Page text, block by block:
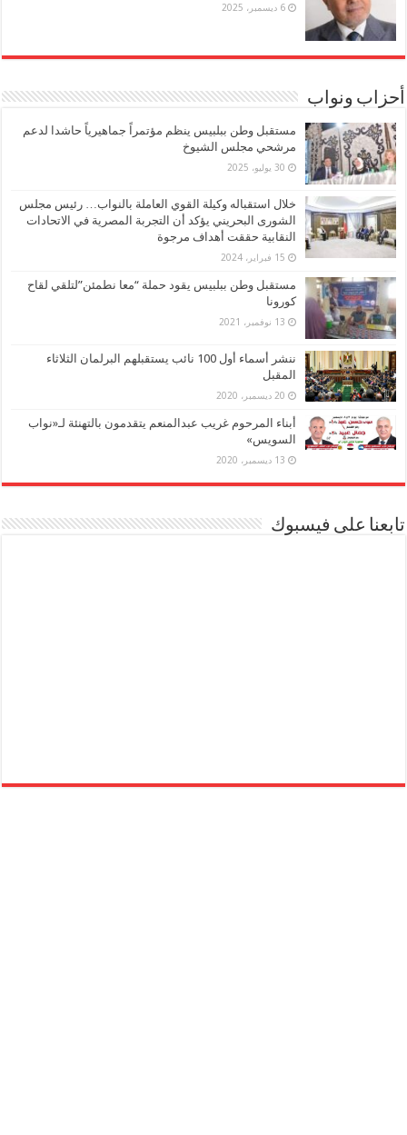
6 ديسمبر، 2025
أحزاب ونواب
مستقبل وطن ببلبيس ينظم مؤتمراً جماهيرياً حاشدا لدعم
مرشحي مجلس الشيوخ
30 يوليو، 2025
خلال استقباله وكيلة القوي العاملة بالنواب… رئيس مجلس
الشورى البحريني يؤكد أن التجربة المصرية في الاتحادات
النقابية حققت أهداف مرجوة
15 فبراير، 2024
مستقبل وطن ببلبيس يقود حملة “معا نطمئن”لتلقي لقاح
كورونا
13 نوفمبر، 2021
ننشر أسماء أول 100 نائب يستقبلهم البرلمان الثلاثاء
المقبل
20 ديسمبر، 2020
أبناء المرحوم غريب عبدالمنعم يتقدمون بالتهنئة لـ«نواب
السويس»
13 ديسمبر، 2020
تابعنا على فيسبوك